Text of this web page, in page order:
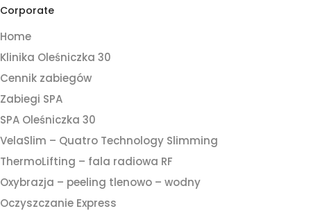
Corporate
Home
Klinika Oleśniczka 30
Cennik zabiegów
Zabiegi SPA
SPA Oleśniczka 30
VelaSlim – Quatro Technology Slimming
ThermoLifting – fala radiowa RF
Oxybrazja – peeling tlenowo – wodny
Oczyszczanie Express